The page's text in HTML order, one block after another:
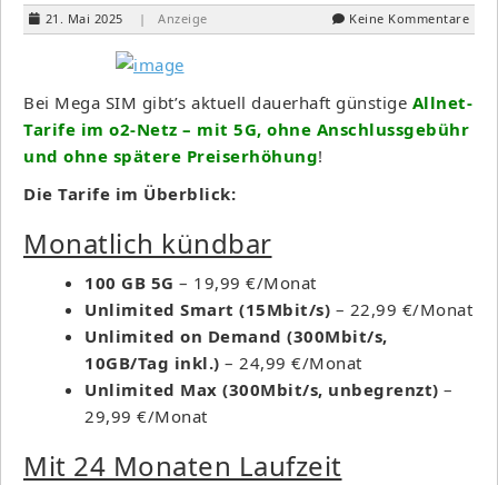
21. Mai 2025 | Anzeige Keine Kommentare
Bei Mega SIM gibt’s aktuell dauerhaft günstige Allnet-
Tarife im o2-Netz – mit 5G, ohne Anschlussgebühr
und ohne spätere Preiserhöhung!
Die Tarife im Überblick:
Monatlich kündbar
100 GB 5G – 19,99 €/Monat
Unlimited Smart (15Mbit/s) – 22,99 €/Monat
Unlimited on Demand (300Mbit/s,
10GB/Tag inkl.) – 24,99 €/Monat
Unlimited Max (300Mbit/s, unbegrenzt) –
29,99 €/Monat
Mit 24 Monaten Laufzeit